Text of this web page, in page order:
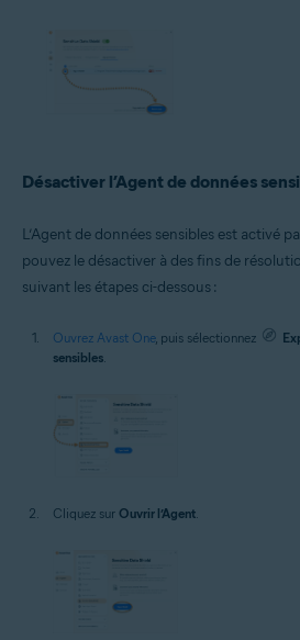
Désactiver l’Agent de données
L’Agent de données sensibles est activé
pouvez le désactiver à des fins de
suivant les étapes ci-dessous :
Ouvrez Avast One, puis sélectionnez
sensibles.
Cliquez sur Ouvrir l’Agent